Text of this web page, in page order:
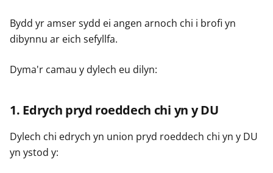
Bydd yr amser sydd ei angen arnoch chi i brofi yn
dibynnu ar eich sefyllfa.
Dyma'r camau y dylech eu dilyn:
1. Edrych pryd roeddech chi yn y DU
Dylech chi edrych yn union pryd roeddech chi yn y DU
yn ystod y: